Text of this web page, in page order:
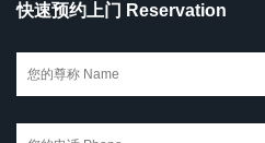
快速预约上门 Reservation